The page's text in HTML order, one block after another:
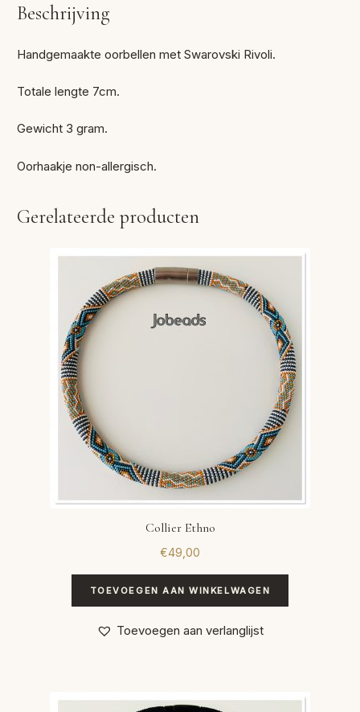
Beschrijving
Handgemaakte oorbellen met Swarovski Rivoli.
Totale lengte 7cm.
Gewicht 3 gram.
Oorhaakje non-allergisch.
Gerelateerde producten
Collier Ethno
€49,00
TOEVOEGEN AAN WINKELWAGEN
Toevoegen aan verlanglijst